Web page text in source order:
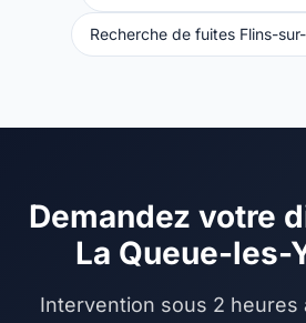
Recherche de fuites Flins-
Demandez votre
La Queue-les-
Intervention sous 2 heures